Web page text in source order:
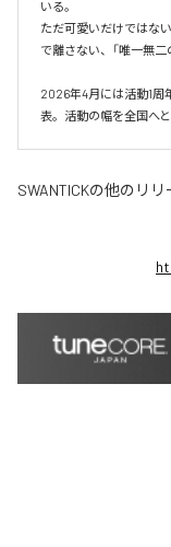
いる。
ただ可愛いだけではな
で離さない、「唯一無二
2026年4月には活動1周
表。活動の幅を全国へと
SWANTICKの他のリリ